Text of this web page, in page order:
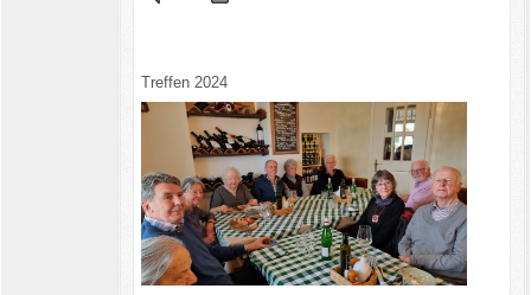
Treffen 2024